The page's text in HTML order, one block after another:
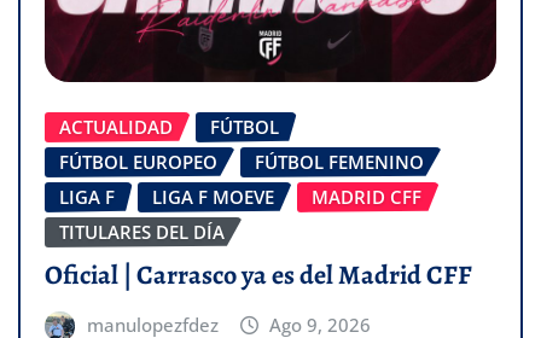
ACTUALIDAD
FÚTBOL
FÚTBOL EUROPEO
FÚTBOL FEMENINO
LIGA F
LIGA F MOEVE
MADRID CFF
TITULARES DEL DÍA
Oficial | Carrasco ya es del Madrid CFF
manulopezfdez Ago 9, 2026